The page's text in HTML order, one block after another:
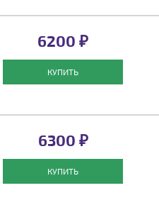
6200 ₽
КУПИТЬ
6300 ₽
КУПИТЬ